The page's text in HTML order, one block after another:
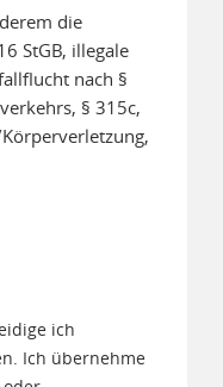
die
StGB, illegale
nach §
§ 315c,
ich
Ich übernehme